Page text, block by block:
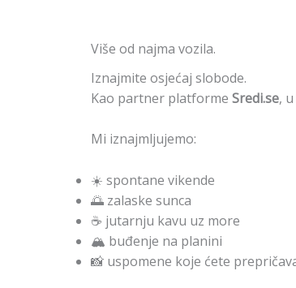
Više od najma vozila.
Iznajmite osjećaj slobode.
Kao partner platforme Sredi.se,
Mi iznajmljujemo:
☀️ spontane vikende
🌅 zalaske sunca
☕ jutarnju kavu uz more
🏔️ buđenje na planini
📸 uspomene koje ćete